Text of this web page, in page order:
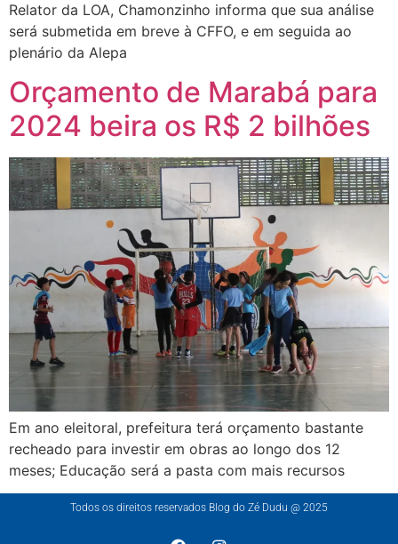
Relator da LOA, Chamonzinho informa que sua análise
será submetida em breve à CFFO, e em seguida ao
plenário da Alepa
Orçamento de Marabá para
2024 beira os R$ 2 bilhões
Em ano eleitoral, prefeitura terá orçamento bastante
recheado para investir em obras ao longo dos 12
meses; Educação será a pasta com mais recursos
Todos os direitos reservados Blog do Zé Dudu @ 2025